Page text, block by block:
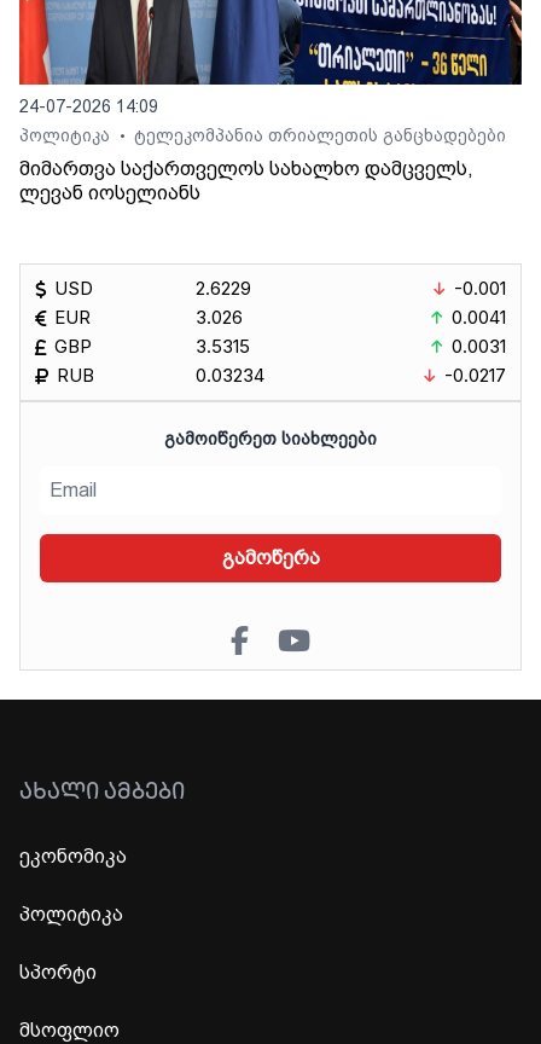
24-07-2026 14:09
პოლიტიკა
• ტელეკომპანია თრიალეთის განცხადებები
მიმართვა საქართველოს სახალხო დამცველს,
ლევან იოსელიანს
USD
EUR
GBP
RUB
2.6229
3.026
3.5315
0.03234
-0.001
0.0041
0.0031
-0.0217
ᲒᲐᲛᲝᲘᲬᲔᲠᲔᲗ ᲡᲘᲐᲮᲚᲔᲔᲑᲘ
გამოწერა
ᲐᲮᲐᲚᲘ ᲐᲛᲑᲔᲑᲘ
ეკონომიკა
პოლიტიკა
სპორტი
მსოფლიო